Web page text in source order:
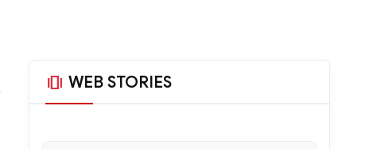
amp_stories WEB STORIES